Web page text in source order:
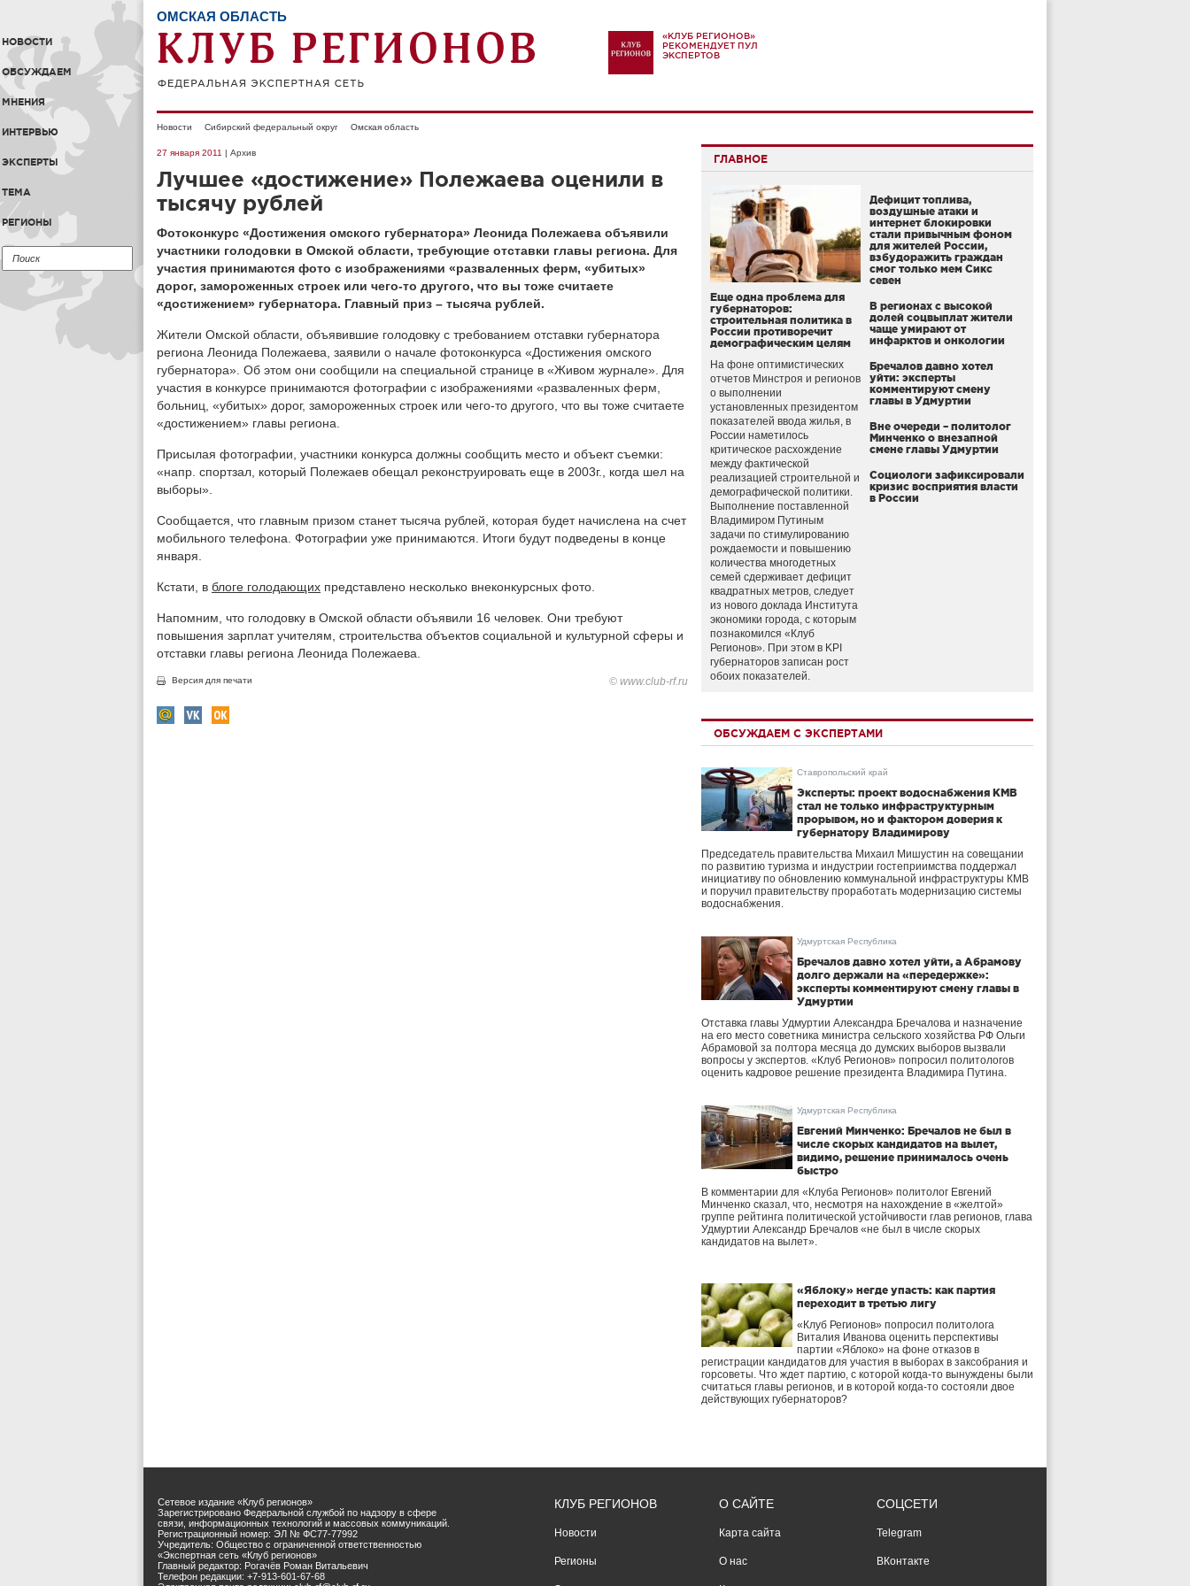
НОВОСТИ
ОБСУЖДАЕМ
МНЕНИЯ
ИНТЕРВЬЮ
ЭКСПЕРТЫ
ТЕМА
РЕГИОНЫ
ОМСКАЯ ОБЛАСТЬ
«КЛУБ РЕГИОНОВ»
РЕКОМЕНДУЕТ ПУЛ
ЭКСПЕРТОВ
Новости Сибирский федеральный округ Омская область
27 января 2011 | Архив
Лучшее «достижение» Полежаева оценили в
тысячу рублей
Фотоконкурс «Достижения омского губернатора» Леонида Полежаева объявили
участники голодовки в Омской области, требующие отставки главы региона. Для
участия принимаются фото с изображениями «разваленных ферм, «убитых»
дорог, замороженных строек или чего-то другого, что вы тоже считаете
«достижением» губернатора. Главный приз – тысяча рублей.
Жители Омской области, объявившие голодовку с требованием отставки губернатора
региона Леонида Полежаева, заявили о начале фотоконкурса «Достижения омского
губернатора». Об этом они сообщили на специальной странице в «Живом журнале». Для
участия в конкурсе принимаются фотографии с изображениями «разваленных ферм,
больниц, «убитых» дорог, замороженных строек или чего-то другого, что вы тоже считаете
«достижением» главы региона.
Присылая фотографии, участники конкурса должны сообщить место и объект съемки:
«напр. спортзал, который Полежаев обещал реконструировать еще в 2003г., когда шел на
выборы».
Сообщается, что главным призом станет тысяча рублей, которая будет начислена на счет
мобильного телефона. Фотографии уже принимаются. Итоги будут подведены в конце
января.
Кстати, в блоге голодающих представлено несколько внеконкурсных фото.
Напомним, что голодовку в Омской области объявили 16 человек. Они требуют
повышения зарплат учителям, строительства объектов социальной и культурной сферы и
отставки главы региона Леонида Полежаева.
Версия для печати © www.club-rf.ru
ГЛАВНОЕ
Еще одна проблема для
губернаторов:
строительная политика в
России противоречит
демографическим целям
На фоне оптимистических
отчетов Минстроя и регионов
о выполнении
установленных президентом
показателей ввода жилья, в
России наметилось
критическое расхождение
между фактической
реализацией строительной и
демографической политики.
Выполнение поставленной
Владимиром Путиным
задачи по стимулированию
рождаемости и повышению
количества многодетных
семей сдерживает дефицит
квадратных метров, следует
из нового доклада Института
экономики города, с которым
познакомился «Клуб
Регионов». При этом в KPI
губернаторов записан рост
обоих показателей.
Дефицит топлива,
воздушные атаки и
интернет блокировки
стали привычным фоном
для жителей России,
взбудоражить граждан
смог только мем Сикс
севен
В регионах с высокой
долей соцвыплат жители
чаще умирают от
инфарктов и онкологии
Бречалов давно хотел
уйти: эксперты
комментируют смену
главы в Удмуртии
Вне очереди – политолог
Минченко о внезапной
смене главы Удмуртии
Социологи зафиксировали
кризис восприятия власти
в России
ОБСУЖДАЕМ С ЭКСПЕРТАМИ
Ставропольский край
Эксперты: проект водоснабжения КМВ
стал не только инфраструктурным
прорывом, но и фактором доверия к
губернатору Владимирову
Председатель правительства Михаил Мишустин на совещании
по развитию туризма и индустрии гостеприимства поддержал
инициативу по обновлению коммунальной инфраструктуры КМВ
и поручил правительству проработать модернизацию системы
водоснабжения.
Удмуртская Республика
Бречалов давно хотел уйти, а Абрамову
долго держали на «передержке»:
эксперты комментируют смену главы в
Удмуртии
Отставка главы Удмуртии Александра Бречалова и назначение
на его место советника министра сельского хозяйства РФ Ольги
Абрамовой за полтора месяца до думских выборов вызвали
вопросы у экспертов. «Клуб Регионов» попросил политологов
оценить кадровое решение президента Владимира Путина.
Удмуртская Республика
Евгений Минченко: Бречалов не был в
числе скорых кандидатов на вылет,
видимо, решение принималось очень
быстро
В комментарии для «Клуба Регионов» политолог Евгений
Минченко сказал, что, несмотря на нахождение в «желтой»
группе рейтинга политической устойчивости глав регионов, глава
Удмуртии Александр Бречалов «не был в числе скорых
кандидатов на вылет».
«Яблоку» негде упасть: как партия
переходит в третью лигу
«Клуб Регионов» попросил политолога
Виталия Иванова оценить перспективы
партии «Яблоко» на фоне отказов в
регистрации кандидатов для участия в выборах в заксобрания и
горсоветы. Что ждет партию, с которой когда-то вынуждены были
считаться главы регионов, и в которой когда-то состояли двое
действующих губернаторов?
Сетевое издание «Клуб регионов»
Зарегистрировано Федеральной службой по надзору в сфере
связи, информационных технологий и массовых коммуникаций.
Регистрационный номер: ЭЛ № ФС77-77992
Учредитель: Общество с ограниченной ответственностью
«Экспертная сеть «Клуб регионов»
Главный редактор: Рогачёв Роман Витальевич
Телефон редакции: +7-913-601-67-68
КЛУБ РЕГИОНОВ
Новости
Регионы
О САЙТЕ
Карта сайта
О нас
СОЦСЕТИ
Telegram
ВКонтакте